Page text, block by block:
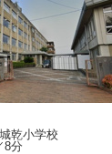
乾小学校
8分